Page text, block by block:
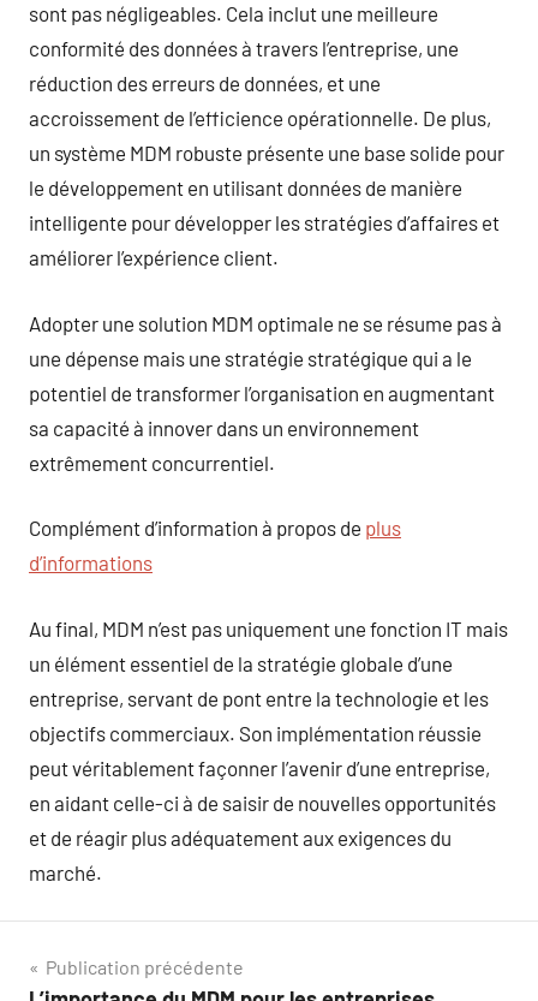
sont pas négligeables. Cela inclut une meilleure
conformité des données à travers l’entreprise, une
réduction des erreurs de données, et une
accroissement de l’efficience opérationnelle. De plus,
un système MDM robuste présente une base solide pour
le développement en utilisant données de manière
intelligente pour développer les stratégies d’affaires et
améliorer l’expérience client.
Adopter une solution MDM optimale ne se résume pas à
une dépense mais une stratégie stratégique qui a le
potentiel de transformer l’organisation en augmentant
sa capacité à innover dans un environnement
extrêmement concurrentiel.
Complément d’information à propos de plus
d’informations
Au final, MDM n’est pas uniquement une fonction IT mais
un élément essentiel de la stratégie globale d’une
entreprise, servant de pont entre la technologie et les
objectifs commerciaux. Son implémentation réussie
peut véritablement façonner l’avenir d’une entreprise,
en aidant celle-ci à de saisir de nouvelles opportunités
et de réagir plus adéquatement aux exigences du
marché.
Navigation
Publication précédente